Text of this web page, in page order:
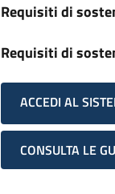
Requisiti di
Requisiti di
ACCEDI AL
CONSULTA LE